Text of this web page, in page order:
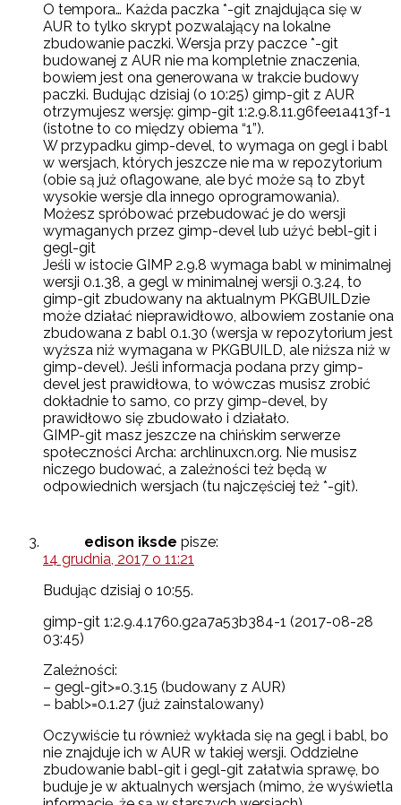
O tempora… Każda paczka *-git znajdująca się w
AUR to tylko skrypt pozwalający na lokalne
zbudowanie paczki. Wersja przy paczce *-git
budowanej z AUR nie ma kompletnie znaczenia,
bowiem jest ona generowana w trakcie budowy
paczki. Budując dzisiaj (o 10:25) gimp-git z AUR
otrzymujesz wersję: gimp-git 1:2.9.8.11.g6fee1a413f-1
(istotne to co między obiema “1”).
W przypadku gimp-devel, to wymaga on gegl i babl
w wersjach, których jeszcze nie ma w repozytorium
(obie są już oflagowane, ale być może są to zbyt
wysokie wersje dla innego oprogramowania).
Możesz spróbować przebudować je do wersji
wymaganych przez gimp-devel lub użyć bebl-git i
gegl-git
Jeśli w istocie GIMP 2.9.8 wymaga babl w minimalnej
wersji 0.1.38, a gegl w minimalnej wersji 0.3.24, to
gimp-git zbudowany na aktualnym PKGBUILDzie
może działać nieprawidłowo, albowiem zostanie ona
zbudowana z babl 0.1.30 (wersja w repozytorium jest
wyższa niż wymagana w PKGBUILD, ale niższa niż w
gimp-devel). Jeśli informacja podana przy gimp-
devel jest prawidłowa, to wówczas musisz zrobić
dokładnie to samo, co przy gimp-devel, by
prawidłowo się zbudowało i działało.
GIMP-git masz jeszcze na chińskim serwerze
społeczności Archa: archlinuxcn.org. Nie musisz
niczego budować, a zależności też będą w
odpowiednich wersjach (tu najczęściej też *-git).
edison iksde pisze:
14 grudnia, 2017 o 11:21
Budując dzisiaj o 10:55.
gimp-git 1:2.9.4.1760.g2a7a53b384-1 (2017-08-28
03:45)
Zależności:
– gegl-git>=0.3.15 (budowany z AUR)
– babl>=0.1.27 (już zainstalowany)
Oczywiście tu również wykłada się na gegl i babl, bo
nie znajduje ich w AUR w takiej wersji. Oddzielne
zbudowanie babl-git i gegl-git załatwia sprawę, bo
buduje je w aktualnych wersjach (mimo, że wyświetla